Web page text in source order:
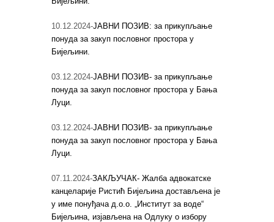
10.12.2024-ЈАВНИ ПОЗИВ: за прикупљање
понуда за закуп пословног простора у
Бијељини.
03.12.2024-ЈАВНИ ПОЗИВ- за прикупљање
понуда за закуп пословног простора у Бања
Луци.
03.12.2024-ЈАВНИ ПОЗИВ- за прикупљање
понуда за закуп пословног простора у Бања
Луци.
07.11.2024-ЗАКЉУЧАК- Жалба адвокатске
канцеларије Ристић Бијељина достављена је
у име понуђача д.о.о. „Институт за воде“
Бијељина, изјављена на Одлуку о избору